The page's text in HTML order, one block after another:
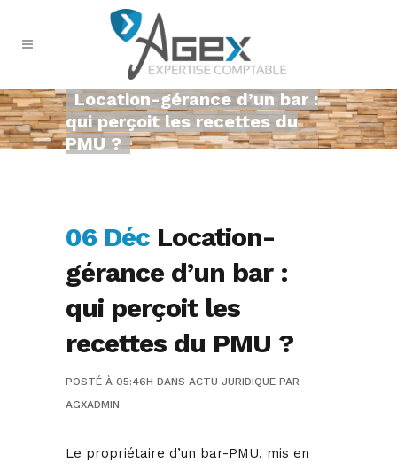
Location-gérance d’un bar :
qui perçoit les recettes du
PMU ?
06 Déc Location-
gérance d’un bar :
qui perçoit les
recettes du PMU ?
POSTÉ À 05:46H DANS ACTU JURIDIQUE PAR
AGXADMIN
Le propriétaire d’un bar-PMU, mis en